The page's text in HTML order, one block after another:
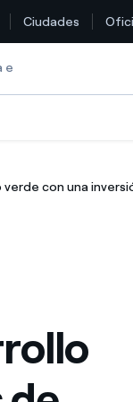
Ciudades
e
con una